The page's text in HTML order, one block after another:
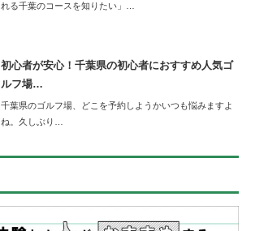
れる千葉のコースを知りたい」…
初心者が安心！千葉県の初心者におすすめ人気ゴ
ルフ場…
千葉県のゴルフ場、どこを予約しようかいつも悩みますよ
ね。久しぶり…